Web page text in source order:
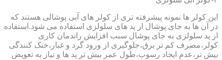
این کولر ها نمونه پیشرفته تری از کولر های آبی پوشالی هستند که
در آن ها به جای پوشال از پد های سلولزی استفاده می شود.استفاده
از پد سلولزی به جای پوشال سبب افزایش راندمان کاری
کولر،مصرف کم تر برق،جلوگیری از ورود گرد و غبار،خنک کنندگی
بیش تر،عدم ایجاد رسوب،طول عمر بیش تر پد ها و نیاز به تعویض